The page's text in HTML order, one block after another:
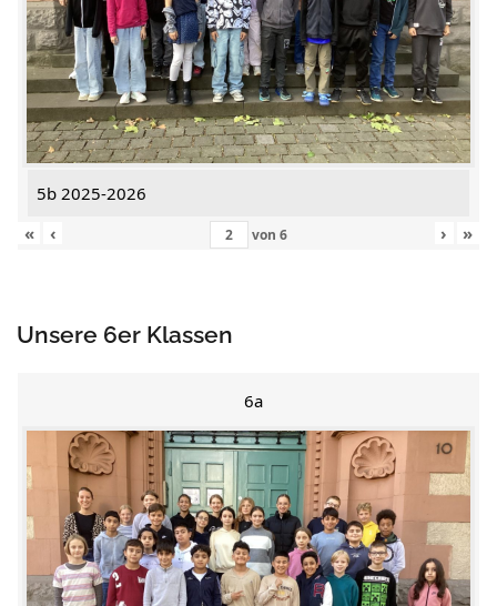
5b 2025-2026
«
‹ von 6 › »
Unsere 6er Klassen
6a